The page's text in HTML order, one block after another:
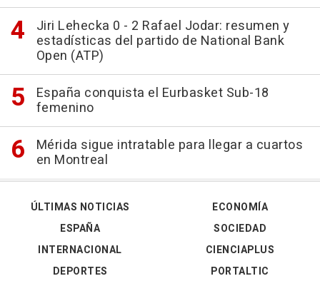
Jiri Lehecka 0 - 2 Rafael Jodar: resumen y
estadísticas del partido de National Bank
Open (ATP)
España conquista el Eurbasket Sub-18
femenino
Mérida sigue intratable para llegar a cuartos
en Montreal
ÚLTIMAS NOTICIAS
ESPAÑA
INTERNACIONAL
DEPORTES
ECONOMÍA
SOCIEDAD
CIENCIAPLUS
PORTALTIC